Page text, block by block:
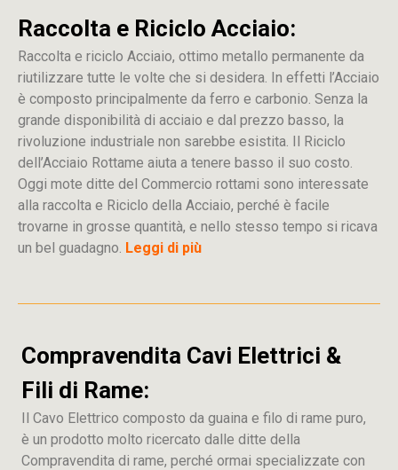
Raccolta e Riciclo Acciaio:
Raccolta e riciclo Acciaio, ottimo metallo permanente da
riutilizzare tutte le volte che si desidera. In effetti l’Acciaio
è composto principalmente da ferro e carbonio. Senza la
grande disponibilità di acciaio e dal prezzo basso, la
rivoluzione industriale non sarebbe esistita. Il Riciclo
dell’Acciaio Rottame aiuta a tenere basso il suo costo.
Oggi mote ditte del Commercio rottami sono interessate
alla raccolta e Riciclo della Acciaio, perché è facile
trovarne in grosse quantità, e nello stesso tempo si ricava
un bel guadagno. Leggi di più
Compravendita Cavi Elettrici &
Fili di Rame:
Il Cavo Elettrico composto da guaina e filo di rame puro,
è un prodotto molto ricercato dalle ditte della
Compravendita di rame, perché ormai specializzate con